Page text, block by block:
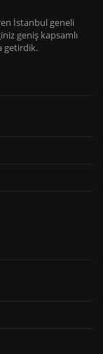
İstanbul geneli
geniş kapsamlı
getirdik.